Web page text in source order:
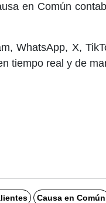
en Común
WhatsApp, X,
tiempo real y de
Causa en Común